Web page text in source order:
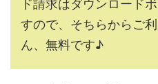
ド請求はダウンロード
すので、そちらからご
ん、無料です♪